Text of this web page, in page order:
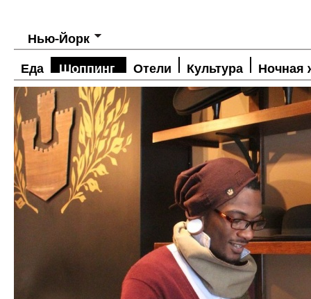
Нью-Йорк
Еда Шоппинг Отели Культура Ночная